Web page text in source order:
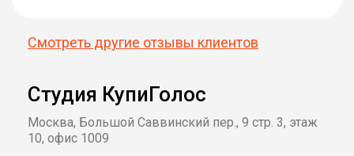
Смотреть другие отзывы клиентов
Студия КупиГолос
Москва, Большой Саввинский пер., 9 стр. 3, этаж
10, офис 1009